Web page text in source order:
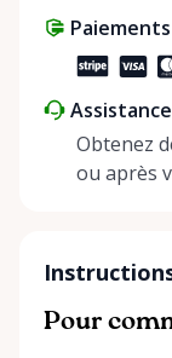
Obtenez
ou après
Pour